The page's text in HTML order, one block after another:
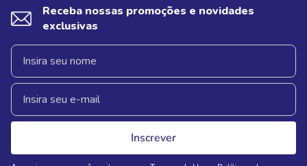
Receba nossas promoções e novidades
exclusivas
Inscrever